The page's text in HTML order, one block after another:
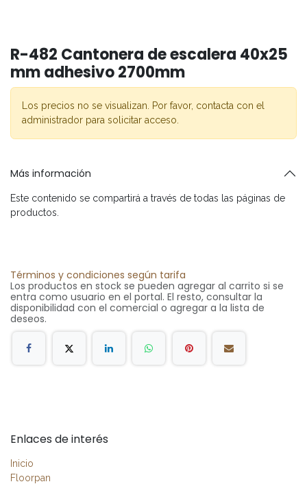
R-482 Cantonera de escalera 40x25
mm adhesivo 2700mm
Los precios no se visualizan. Por favor, contacta con el
administrador para solicitar acceso.
Más información
Este contenido se compartirá a través de todas las páginas de
productos.
Términos y condiciones según tarifa
Los productos en stock se pueden agregar al carrito si se
entra como usuario en el portal. El resto, consultar la
disponibilidad con el comercial o agregar a la lista de
deseos.
Enlaces de interés
Inicio
Floorpan